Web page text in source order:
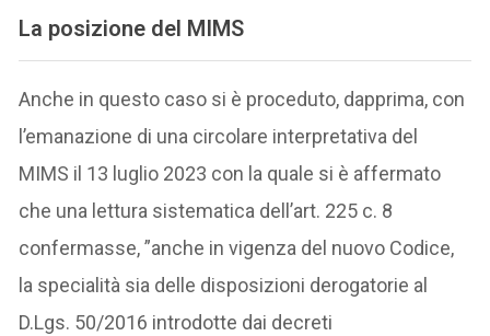
La posizione del MIMS
Anche in questo caso si è proceduto, dapprima, con
l’emanazione di una circolare interpretativa del
MIMS il 13 luglio 2023 con la quale si è affermato
che una lettura sistematica dell’art. 225 c. 8
confermasse, ”anche in vigenza del nuovo Codice,
la specialità sia delle disposizioni derogatorie al
D.Lgs. 50/2016 introdotte dai decreti